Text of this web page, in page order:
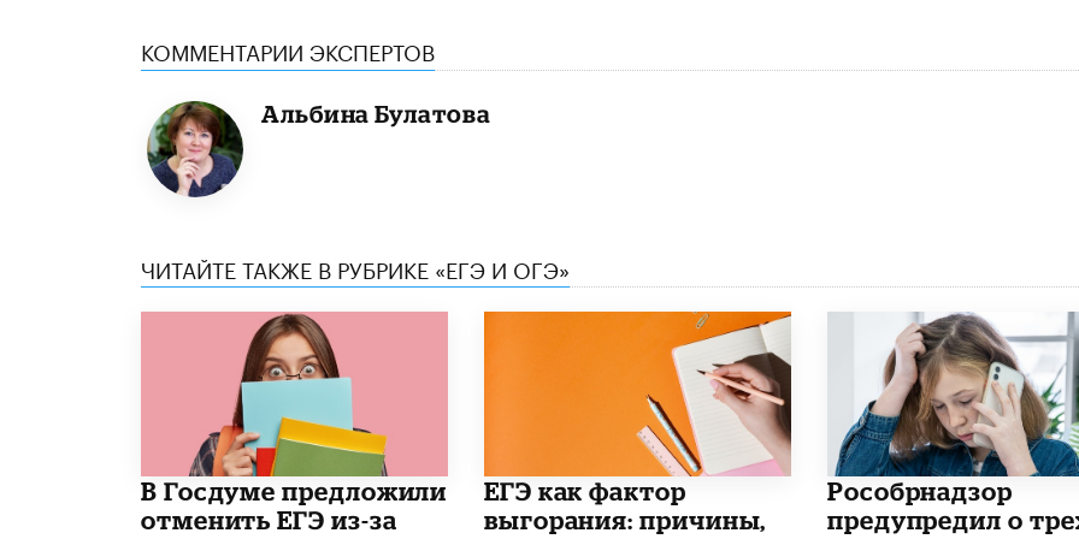
КОММЕНТАРИИ ЭКСПЕРТОВ
Альбина Булатова
ЧИТАЙТЕ ТАКЖЕ В РУБРИКЕ «ЕГЭ И ОГЭ»
В Госдуме предложили
отменить ЕГЭ из-за
​ЕГЭ как фактор
выгорания: причины,
Рособрнадзор
предупредил о